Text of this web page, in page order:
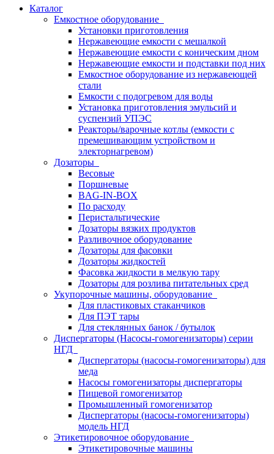
Каталог
Емкостное оборудование
Установки приготовления
Нержавеющие емкости с мешалкой
Нержавеющие емкости с коническим дном
Нержавеющие емкости и подставки под них
Емкостное оборудование из нержавеющей
стали
Емкости с подогревом для воды
Установка приготовления эмульсий и
суспензий УПЭС
Реакторы/варочные котлы (емкости с
премешивающим устройством и
электорнагревом)
Дозаторы
Весовые
Поршневые
BAG-IN-BOX
По расходу
Перистальтические
Дозаторы вязких продуктов
Разливочное оборудование
Дозаторы для фасовки
Дозаторы жидкостей
Фасовка жидкости в мелкую тару
Дозаторы для розлива питательных сред
Укупорочные машины, оборудование
Для пластиковых стаканчиков
Для ПЭТ тары
Для стеклянных банок / бутылок
Диспергаторы (Насосы-гомогенизаторы) серии
НГД
Диспергаторы (насосы-гомогенизаторы) для
меда
Насосы гомогенизаторы диспергаторы
Пищевой гомогенизатор
Промышленный гомогенизатор
Диспергаторы (насосы-гомогенизаторы)
модель НГД
Этикетировочное оборудование
Этикетировочные машины